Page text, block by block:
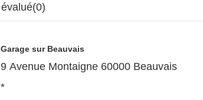
évalué(0)
Garage sur Beauvais
9 Avenue Montaigne 60000 Beauvais
*